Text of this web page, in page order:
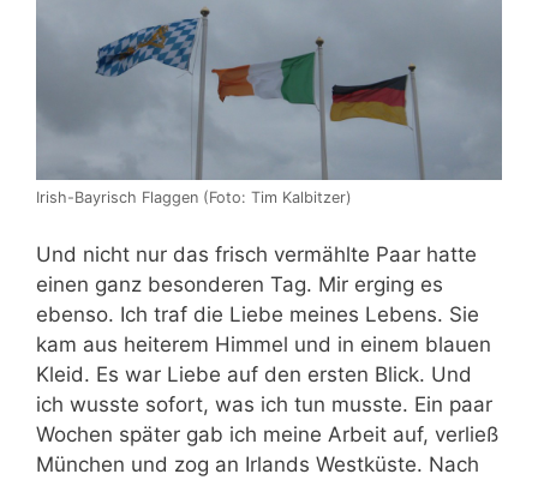
Irish-Bayrisch Flaggen (Foto: Tim Kalbitzer)
Und nicht nur das frisch vermählte Paar hatte
einen ganz besonderen Tag. Mir erging es
ebenso. Ich traf die Liebe meines Lebens. Sie
kam aus heiterem Himmel und in einem blauen
Kleid. Es war Liebe auf den ersten Blick. Und
ich wusste sofort, was ich tun musste. Ein paar
Wochen später gab ich meine Arbeit auf, verließ
München und zog an Irlands Westküste. Nach